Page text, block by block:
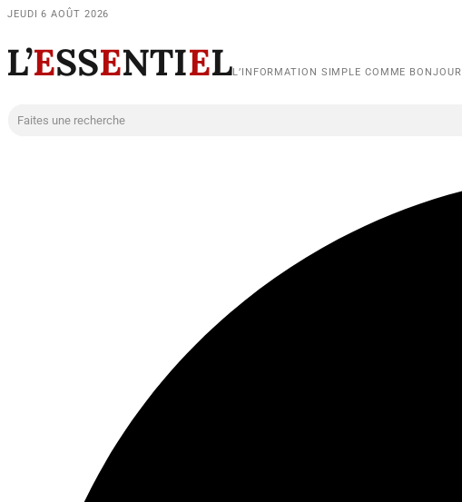
JEUDI 6 AOÛT 2026
L’ESSENTIELL’INFORMATION SIMPLE COMME BONJOUR